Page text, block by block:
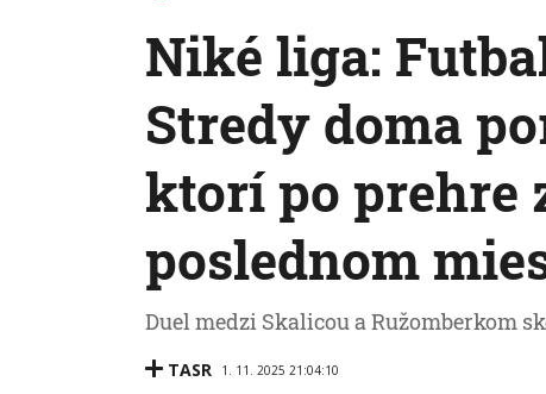
Niké liga:
Stredy doma
ktorí po prehre
poslednom
Duel medzi Skalicou a Ružomberkom
TASR 1. 11. 2025 21:04:10